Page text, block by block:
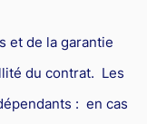
et de la garantie
du contrat. Les
: en cas